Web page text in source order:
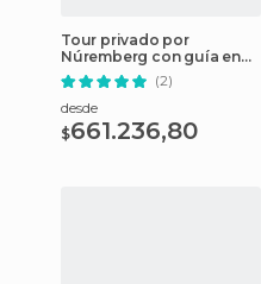
Tour privado por
Núremberg con guía en
español
(2)
desde
$661.236,80